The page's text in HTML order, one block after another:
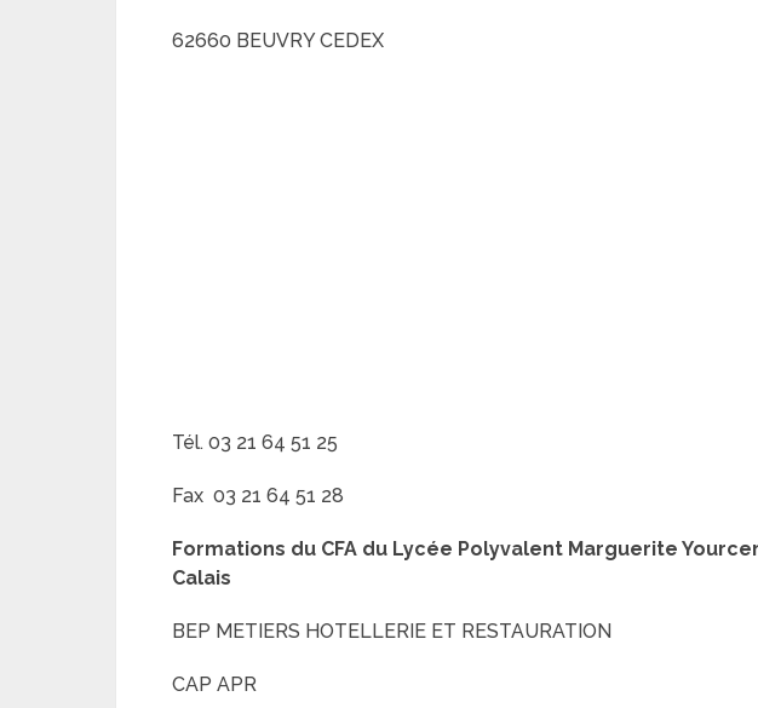
62660 BEUVRY CEDEX
Tél. 03 21 64 51 25
Fax 03 21 64 51 28
Formations du CFA du Lycée Polyvalent Marguerite
Calais
BEP METIERS HOTELLERIE ET RESTAURATION
CAP APR